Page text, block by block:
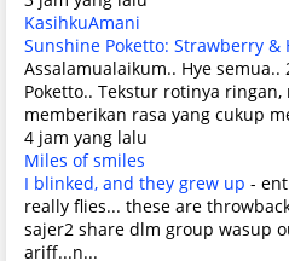
KasihkuAmani
Sunshine Poketto: Strawberry &
Assalamualaikum.. Hye
Poketto.. Tekstur rotinya
memberikan rasa yang cukup
4 jam yang lalu
Miles of smiles
I blinked, and they grew up -
really flies... these are
sajer2 share dlm group wasup
ariff...n...